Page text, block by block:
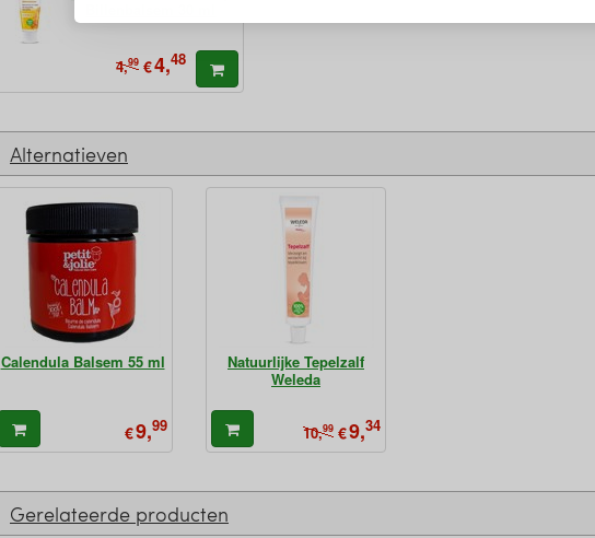
4,99 €4,48
Alternatieven
Calendula Balsem 55 ml
€9,99
Natuurlijke Tepelzalf
Weleda
10,99 €9,34
Gerelateerde producten